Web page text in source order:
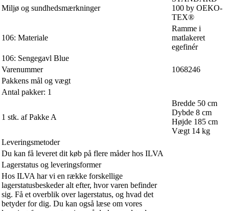
Miljø og sundhedsmærkninger
100 by OEKO-
TEX®
106: Materiale
Ramme i
matlakeret
egefinér
106: Sengegavl Blue
Varenummer
1068246
Pakkens mål og vægt
Antal pakker: 1
1 stk. af Pakke A
Bredde 50 cm
Dybde 8 cm
Højde 185 cm
Vægt 14 kg
Leveringsmetoder
Du kan få leveret dit køb på flere måder hos ILVA
Lagerstatus og leveringsformer
Hos ILVA har vi en række forskellige
lagerstatusbeskeder alt efter, hvor varen befinder
sig. Få et overblik over lagerstatus, og hvad det
betyder for dig. Du kan også læse om vores